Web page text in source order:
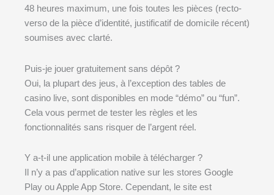
48 heures maximum, une fois toutes les pièces (recto-
verso de la pièce d’identité, justificatif de domicile récent)
soumises avec clarté.
Puis-je jouer gratuitement sans dépôt ?
Oui, la plupart des jeus, à l’exception des tables de
casino live, sont disponibles en mode “démo” ou “fun”.
Cela vous permet de tester les règles et les
fonctionnalités sans risquer de l’argent réel.
Y a-t-il une application mobile à télécharger ?
Il n’y a pas d’application native sur les stores Google
Play ou Apple App Store. Cependant, le site est